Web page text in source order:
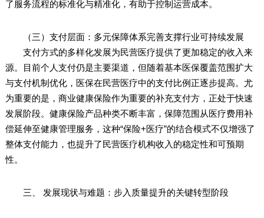
了服务流程的标准化与精准化，有助于控制运营成本。
（三）支付层面：多元保障体系完善支撑行业可持续发展
支付方式的多样化发展为民营医疗提供了更加稳定的收入来
源。目前个人支付仍是主要渠道，但随着基本医保覆盖范围扩大
与支付机制优化，医保在民营医疗中的支付比例正逐步提高。尤
为重要的是，商业健康保险作为重要的补充支付方，正处于快速
发展阶段。健康保险产品种类不断丰富，保障范围从医疗费用补
偿延伸至健康管理服务，这种“保险+医疗”的结合模式不仅增强了
整体支付能力，也提升了民营医疗机构收入的稳定性和可预期
性。
三、 发展现状与难题：步入质量提升的关键转型阶段